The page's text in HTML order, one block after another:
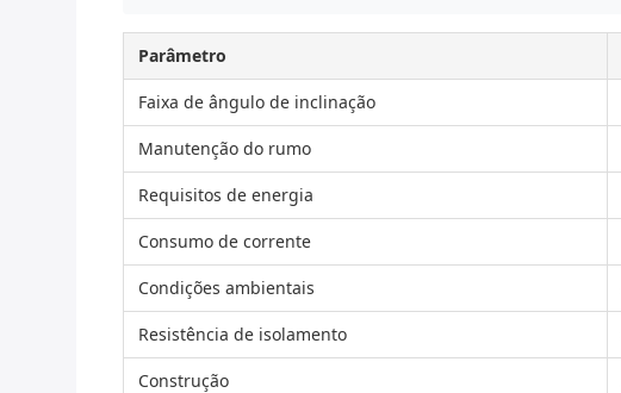
Parâmetro
Faixa de ângulo de inclinação
Manutenção do rumo
Requisitos de energia
Consumo de corrente
Condições ambientais
Resistência de isolamento
Construção